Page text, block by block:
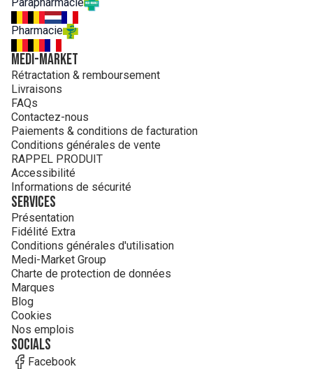
Tapioca Starch, Xanthan Gum, Sodium Hydroxide, Citric Acid,
Dimethicone, Trisodium EDTA, Caprylyl Glycol, 1,2-
Hexanediol, Phenoxyethanol, Pentaerythrityl Tetra-di-t-butyl
Hydroxyhydrocinnamate, Paum
Pharmacie
MEDI-MARKET
Rétractation & remboursement
Livraisons
FAQs
Contactez-nous
Paiements & conditions de facturation
Conditions générales de vente
RAPPEL PRODUIT
Accessibilité
Informations de sécurité
Services
Présentation
Fidélité Extra
Conditions générales d'utilisation
Medi-Market Group
Charte de protection de données
Marques
Blog
Cookies
Nos emplois
Socials
Facebook